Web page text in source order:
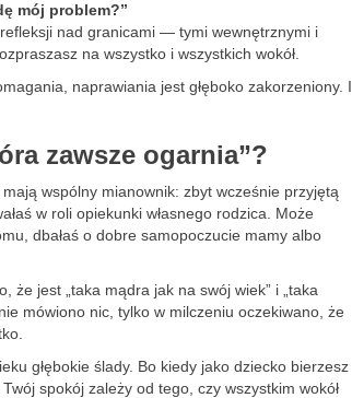
mój problem?”
nad granicami — tymi wewnętrznymi i
na wszystko i wszystkich wokół.
naprawiania jest głęboko zakorzeniony. I
zawsze ogarnia”?
wspólny mianownik: zbyt wcześnie przyjętą
w roli opiekunki własnego rodzica. Może
dbałaś o dobre samopoczucie mamy albo
że jest „taka mądra jak na swój wiek” i „taka
mówiono nic, tylko w milczeniu oczekiwano, że
głębokie ślady. Bo kiedy jako dziecko bierzesz
spokój zależy od tego, czy wszystkim wokół